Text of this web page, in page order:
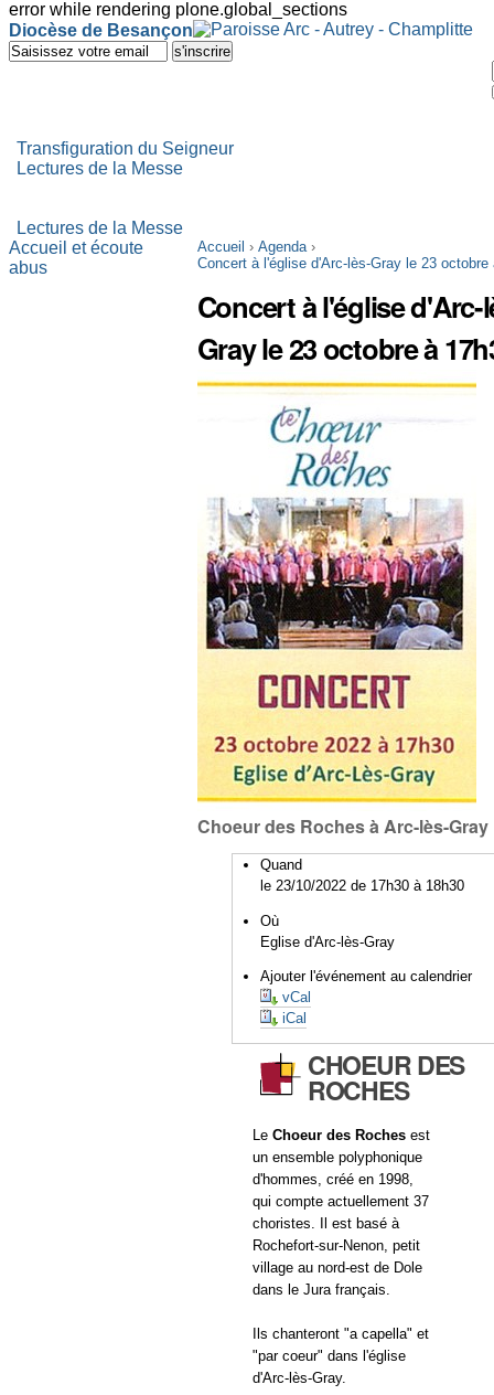
error while rendering plone.global_sections
Outils
personnels
Diocèse de Besançon
Aller
au
à
la
Transfiguration du Seigneur
Lectures de la Messe
Lectures de la Messe
Accueil › Agenda ›
Concert à l'église d'Arc-lès-Gray le 23 octobre
Concert à l'église d'Arc-
Gray le 23 octobre à
Choeur des Roches à Arc-lès-Gray
Quand
le 23/10/2022 de 17h30 à 18h30
Où
Eglise d'Arc-lès-Gray
Ajouter l'événement au calendrier
vCal
iCal
CHOEUR DES
ROCHES
Le Choeur des Roches est
un ensemble polyphonique
d'hommes, créé en 1998,
qui compte actuellement 37
choristes. Il est basé à
Rochefort-sur-Nenon, petit
village au nord-est de Dole
dans le Jura français.
Ils chanteront "a capella" et
"par coeur" dans l'église
d'Arc-lès-Gray.
Accueil et écoute
abus